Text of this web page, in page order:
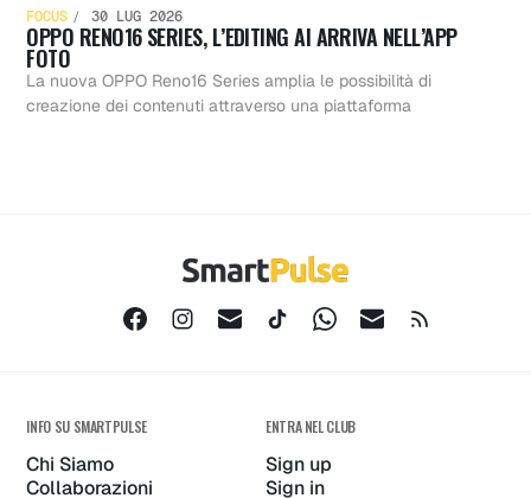
FOCUS 30 LUG 2026
OPPO RENO16 SERIES, L’EDITING AI ARRIVA NELL’APP
FOTO
La nuova OPPO Reno16 Series amplia le possibilità di
creazione dei contenuti attraverso una piattaforma
INFO SU SMARTPULSE
Chi Siamo
Collaborazioni
ENTRA NEL CLUB
Sign up
Sign in